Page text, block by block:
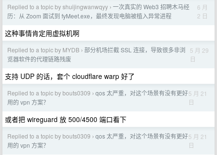
Replied to a topic by shuijingwanwqyy › 一次真实的 Web3 招聘木马经
历：从 Zoom 面试到 fyMeet.exe，最终发现电脑被植入异常进程
6 月
2 日
这种事情肯定用虚拟机啊
Replied to a topic by MYDB › 部分机场拦截 SSL 连接，导致很多非浏
览器软件的代理链路残废
5 月 29
日
支持 UDP 的话，套个 cloudflare warp 好了
Replied to a topic by bouts0309 › qos 太严重，对这个场景有没有更好
用的 vpn 方案？
5 月 21
日
或者把 wireguard 放 500/4500 端口看下
Replied to a topic by bouts0309 › qos 太严重，对这个场景有没有更好
用的 vpn 方案？
5 月 21
日